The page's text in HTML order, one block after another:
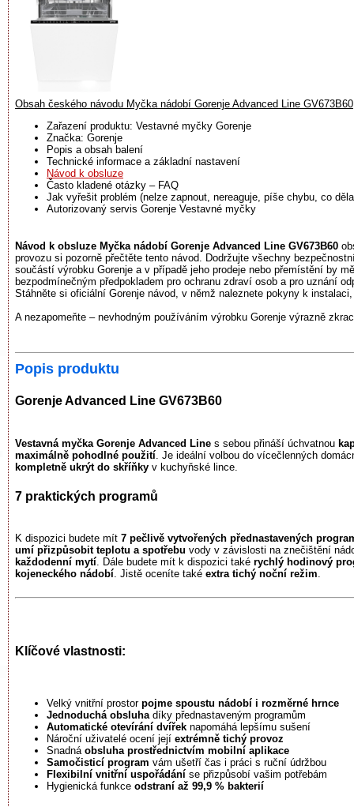
Obsah českého návodu Myčka nádobí Gorenje Advanced Line GV673B60
Zařazení produktu: Vestavné myčky Gorenje
Značka: Gorenje
Popis a obsah balení
Technické informace a základní nastavení
Návod k obsluze
Často kladené otázky – FAQ
Jak vyřešit problém (nelze zapnout, nereaguje, píše chybu, co
Autorizovaný servis Gorenje Vestavné myčky
Návod k obsluze Myčka nádobí Gorenje Advanced Line GV673B60
provozu si pozorně přečtěte tento návod. Dodržujte všechny
součástí výrobku Gorenje a v případě jeho prodeje nebo přemístění by
bezpodmínečným předpokladem pro ochranu zdraví osob a pro uznání
Stáhněte si oficiální Gorenje návod, v němž naleznete pokyny k
A nezapomeňte – nevhodným používáním výrobku Gorenje výrazně
Popis produktu
Gorenje Advanced Line GV673B60
Vestavná myčka Gorenje Advanced Line s sebou přináší úchvatnou
maximálně pohodlné použití . Je ideální volbou do vícečlenných
kompletně ukrýt do skříňky v kuchyňské lince.
7 praktických programů
K dispozici budete mít 7 pečlivě vytvořených přednastavených
umí přizpůsobit teplotu a spotřebu vody v závislosti na znečištění
každodenní mytí. Dále budete mít k dispozici také rychlý hodinový
kojeneckého nádobí. Jistě oceníte také extra tichý noční režim.
Klíčové vlastnosti:
Velký vnitřní prostor pojme spoustu nádobí i rozměrné hrnce
Jednoduchá obsluhadíky přednastaveným programům
Automatické otevírání dvířek napomáhá lepšímu sušení
Nároční uživatelé ocení její extrémně tichý provoz
Snadná obsluha prostřednictvím mobilní aplikace
Samočisticí program vám ušetří čas i práci s ruční údržbou
Flexibilní vnitřní uspořádání se přizpůsobí vašim potřebám
Hygienická funkce odstraní až 99,9 % bakterií